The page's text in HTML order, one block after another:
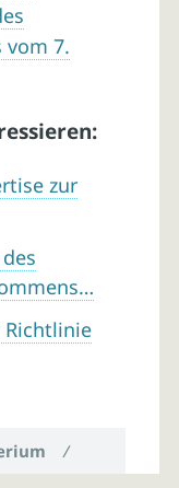
vom 7.
zur
Richtlinie
/